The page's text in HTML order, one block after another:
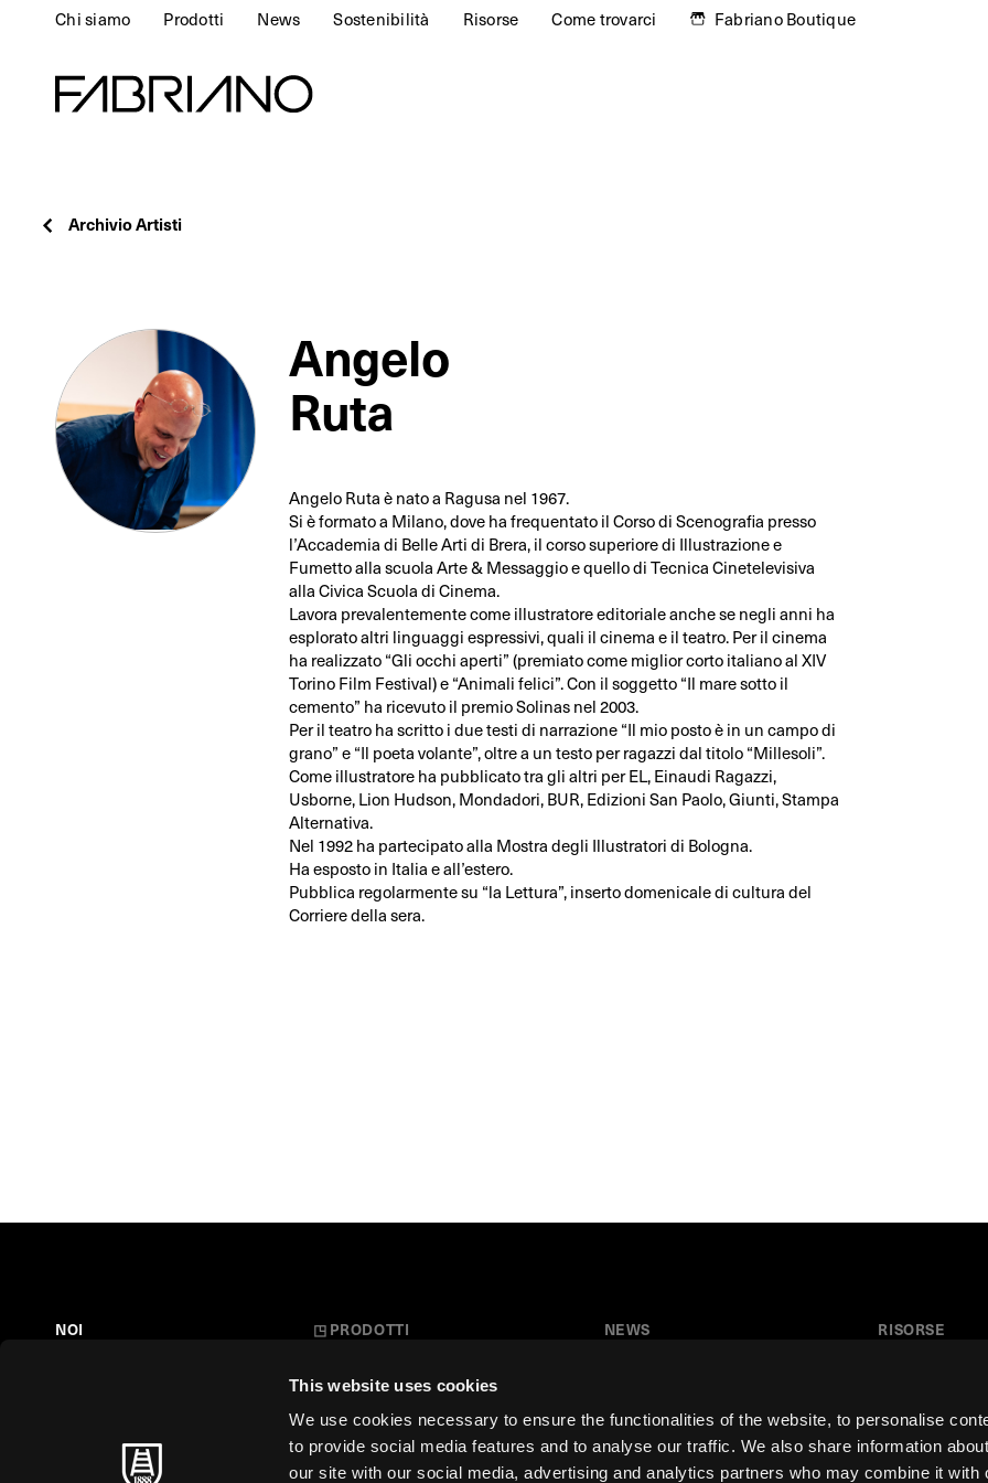
This website uses cookies
We use cookies necessary to ensure the functionalities of the website, to personalise
to provide social media features and to analyse our traffic. We also share information
our site with our social media, advertising and analytics partners who may combine it with
Chi siamo Prodotti News Sostenibilità Risorse Come trovarci Fabriano Boutique
Archivio Artisti
Angelo
Ruta
Angelo Ruta è nato a Ragusa nel 1967.
Si è formato a Milano, dove ha frequentato il Corso di Scenografia presso
l’Accademia di Belle Arti di Brera, il corso superiore di Illustrazione e
Fumetto alla scuola Arte & Messaggio e quello di Tecnica Cinetelevisiva
alla Civica Scuola di Cinema.
Lavora prevalentemente come illustratore editoriale anche se negli anni ha
esplorato altri linguaggi espressivi, quali il cinema e il teatro. Per il cinema
ha realizzato “Gli occhi aperti” (premiato come miglior corto italiano al XIV
Torino Film Festival) e “Animali felici”. Con il soggetto “Il mare sotto il
cemento” ha ricevuto il premio Solinas nel 2003.
Per il teatro ha scritto i due testi di narrazione “Il mio posto è in un campo di
grano” e “Il poeta volante”, oltre a un testo per ragazzi dal titolo “Millesoli”.
Come illustratore ha pubblicato tra gli altri per EL, Einaudi Ragazzi,
Usborne, Lion Hudson, Mondadori, BUR, Edizioni San Paolo, Giunti, Stampa
Alternativa.
Nel 1992 ha partecipato alla Mostra degli Illustratori di Bologna.
Ha esposto in Italia e all’estero.
Pubblica regolarmente su “la Lettura”, inserto domenicale di cultura del
Corriere della sera.
NOI
MAESTRI SENZA TEMPO
◳ PRODOTTI
Carte Creative
NEWS
Collaborazioni
RISORSE
Download